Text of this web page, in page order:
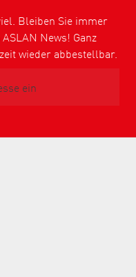
Bleiben Sie immer
News! Ganz
wieder abbestellbar.